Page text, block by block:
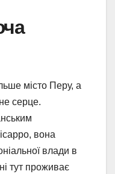
місто Перу, а
серце.
вона
влади в
тут проживає